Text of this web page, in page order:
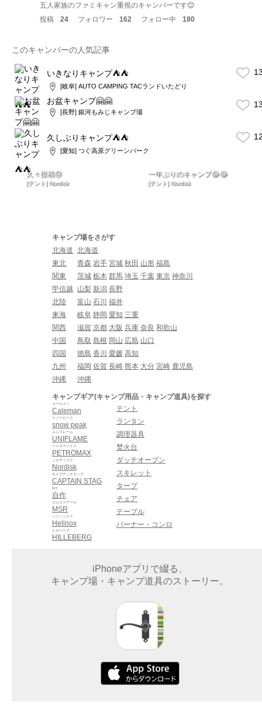
五人家族のファミキャン重視のキャンパーです😊
投稿
24 フォロワー 162 フォロー中 180
このキャンパーの人気記事
いきなりキャンプ⛺️⛺️
[岐阜] AUTO CAMPING TACランドいたどり
お盆キャンプ🤗🤗
[長野] 銀河もみじキャンプ場
久しぶりキャンプ⛺️⛺️
[愛知] つぐ高原グリーンパーク
久々投稿😓
[テント] Nordisk
一年ぶりのキャンプ😂😂
[テント] Nordisk
キャンプ場をさがす
北海道 北海道
東北
青森 岩手 宮城 秋田 山形 福島
関東
茨城 栃木 群馬 埼玉 千葉 東京 神奈川
甲信越
山梨 新潟 長野
北陸
富山 石川 福井
東海
岐阜 静岡 愛知 三重
関西
滋賀 京都 大阪 兵庫 奈良 和歌山
中国
鳥取 島根 岡山 広島 山口
四国
徳島 香川 愛媛 高知
九州
福岡 佐賀 長崎 熊本 大分 宮崎 鹿児島
沖縄
沖縄
キャンプギア(キャンプ用品・キャンプ道具)を探す
Caleman
コールマン
snow peak
スノーピーク
UNIFLAME
ユニフレーム
PETROMAX
ペトロマックス
Nordisk
ノルディスク
CAPTAIN STAG
キャプテンスタッグ
自作
DIY
MSR
エムエスアール
Helinox
ヘリノックス
HILLEBERG
ヒルバーグ
テント
ランタン
調理器具
焚火台
ダッチオーブン
スキレット
タープ
チェア
テーブル
バーナー・コンロ
iPhoneアプリで綴る、
キャンプ場・キャンプ道具のストーリー。